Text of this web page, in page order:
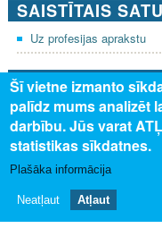
SAISTĪTAIS
Uz profesijas aprakstu
PAR MUMS
Par profesiju pasauli
Privātuma politika
Piekļūstamības
Sīkdatņu izmantošana
ESF Karjeras atbalsta
Šī vietne izmanto
palīdz mums analizēt
darbību. Jūs varat
statistikas sīkdatnes.
Plašāka informācija
Neatļaut Atļaut